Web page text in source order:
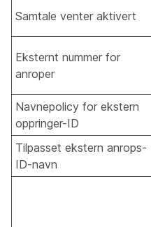
Samtale venter aktivert
Eksternt nummer for
anroper
Navnepolicy for ekstern
oppringer-ID
Tilpasset ekstern anrops-
ID-navn